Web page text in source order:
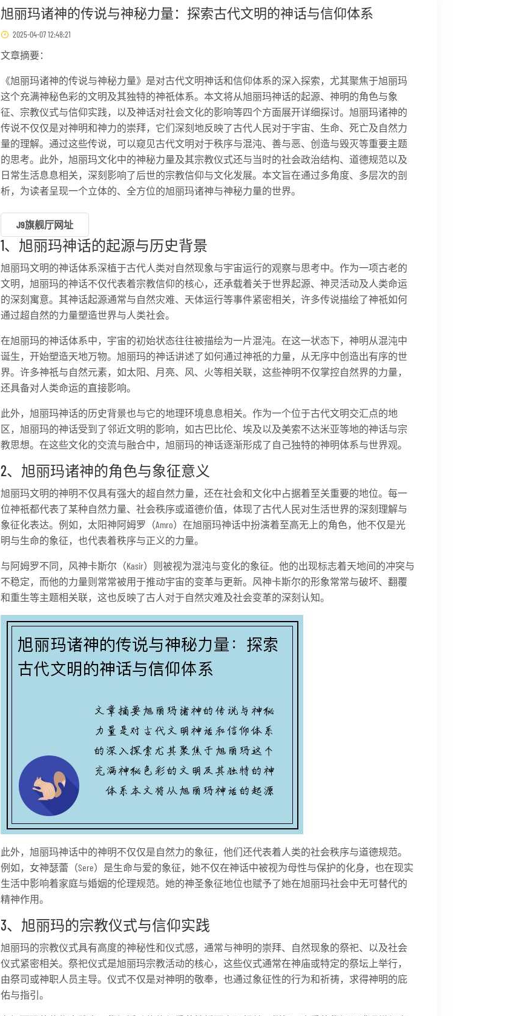
旭丽玛诸神的传说与神秘力量：探索古代文明的神话与信仰体系
2025-04-07 12:48:21
文章摘要：
《旭丽玛诸神的传说与神秘力量》是对古代文明神话和信仰体系的深入探索，尤其聚焦于旭丽玛
这个充满神秘色彩的文明及其独特的神祇体系。本文将从旭丽玛神话的起源、神明的角色与象
征、宗教仪式与信仰实践，以及神话对社会文化的影响等四个方面展开详细探讨。旭丽玛诸神的
传说不仅仅是对神明和神力的崇拜，它们深刻地反映了古代人民对于宇宙、生命、死亡及自然力
量的理解。通过这些传说，可以窥见古代文明对于秩序与混沌、善与恶、创造与毁灭等重要主题
的思考。此外，旭丽玛文化中的神秘力量及其宗教仪式还与当时的社会政治结构、道德规范以及
日常生活息息相关，深刻影响了后世的宗教信仰与文化发展。本文旨在通过多角度、多层次的剖
析，为读者呈现一个立体的、全方位的旭丽玛诸神与神秘力量的世界。
J9旗舰厅网址
1、旭丽玛神话的起源与历史背景
旭丽玛文明的神话体系深植于古代人类对自然现象与宇宙运行的观察与思考中。作为一项古老的
文明，旭丽玛的神话不仅代表着宗教信仰的核心，还承载着关于世界起源、神灵活动及人类命运
的深刻寓意。其神话起源通常与自然灾难、天体运行等事件紧密相关，许多传说描绘了神祇如何
通过超自然的力量塑造世界与人类社会。
在旭丽玛的神话体系中，宇宙的初始状态往往被描绘为一片混沌。在这一状态下，神明从混沌中
诞生，开始塑造天地万物。旭丽玛的神话讲述了如何通过神祇的力量，从无序中创造出有序的世
界。许多神祇与自然元素，如太阳、月亮、风、火等相关联，这些神明不仅掌控自然界的力量，
还具备对人类命运的直接影响。
此外，旭丽玛神话的历史背景也与它的地理环境息息相关。作为一个位于古代文明交汇点的地
区，旭丽玛的神话受到了邻近文明的影响，如古巴比伦、埃及以及美索不达米亚等地的神话与宗
教思想。在这些文化的交流与融合中，旭丽玛的神话逐渐形成了自己独特的神明体系与世界观。
2、旭丽玛诸神的角色与象征意义
旭丽玛文明的神明不仅具有强大的超自然力量，还在社会和文化中占据着至关重要的地位。每一
位神祇都代表了某种自然力量、社会秩序或道德价值，体现了古代人民对生活世界的深刻理解与
象征化表达。例如，太阳神阿姆罗（Amro）在旭丽玛神话中扮演着至高无上的角色，他不仅是光
明与生命的象征，也代表着秩序与正义的力量。
与阿姆罗不同，风神卡斯尔（Kasir）则被视为混沌与变化的象征。他的出现标志着天地间的冲突与
不稳定，而他的力量则常常被用于推动宇宙的变革与更新。风神卡斯尔的形象常常与破坏、翻覆
和重生等主题相关联，这也反映了古人对于自然灾难及社会变革的深刻认知。
此外，旭丽玛神话中的神明不仅仅是自然力的象征，他们还代表着人类的社会秩序与道德规范。
例如，女神瑟蕾（Sere）是生命与爱的象征，她不仅在神话中被视为母性与保护的化身，也在现实
生活中影响着家庭与婚姻的伦理规范。她的神圣象征地位也赋予了她在旭丽玛社会中无可替代的
精神作用。
3、旭丽玛的宗教仪式与信仰实践
旭丽玛的宗教仪式具有高度的神秘性和仪式感，通常与神明的崇拜、自然现象的祭祀、以及社会
仪式紧密相关。祭祀仪式是旭丽玛宗教活动的核心，这些仪式通常在神庙或特定的祭坛上举行，
由祭司或神职人员主导。仪式不仅是对神明的敬奉，也通过象征性的行为和祈祷，求得神明的庇
佑与指引。